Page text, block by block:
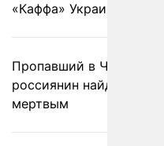
«Каффа» Украине
Пропавший в
россиянин найден
мертвым